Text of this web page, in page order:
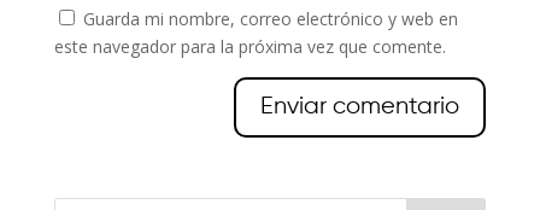
Guarda mi nombre, correo electrónico y web en
este navegador para la próxima vez que comente.